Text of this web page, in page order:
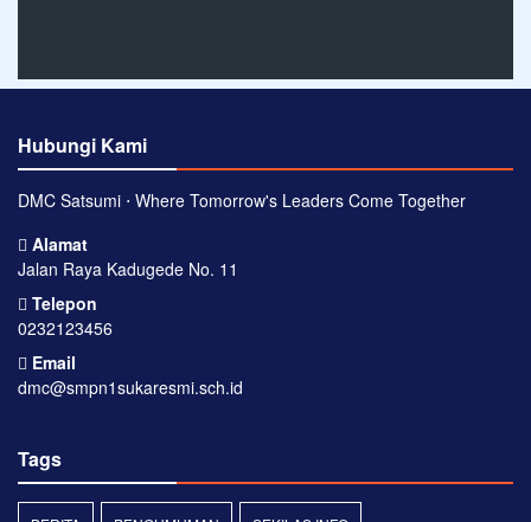
Hubungi Kami
DMC Satsumi ⋅ Where Tomorrow's Leaders Come Together
Alamat
Jalan Raya Kadugede No. 11
Telepon
0232123456
Email
dmc@smpn1sukaresmi.sch.id
Tags